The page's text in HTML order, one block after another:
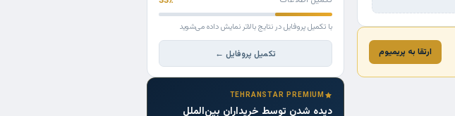
ارتقا به پریمیوم
با تکمیل پروفایل در نتایج بالاتر نمایش داده می‌شوید
تکمیل پروفایل ←
TEHRANSTAR PREMIUM
دیده شدن توسط خریداران بین‌الملل